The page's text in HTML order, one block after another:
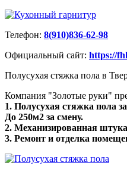
Телефон: 8(910)836-62-98
Официальный сайт: https://
Полусухая стяжка пола в
Компания "Золотые руки"
1. Полусухая стяжка пола
До 250м2 за смену.
2. Механизированная
3. Ремонт и отделка